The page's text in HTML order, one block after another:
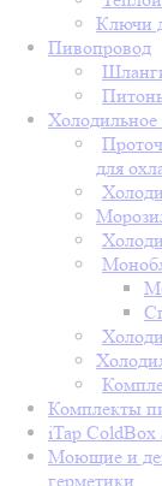
Ключи
Пивопровод
Холодильное
для
Комплекты
iTap
Моющие и
герметики